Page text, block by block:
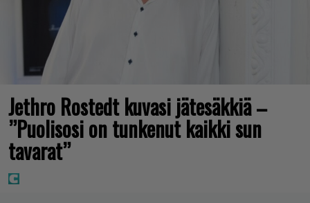
Jethro Rostedt kuvasi jätesäkkiä –
”Puolisosi on tunkenut kaikki sun
tavarat”